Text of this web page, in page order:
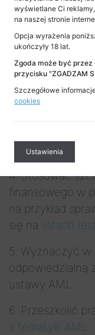
2. Wprowadzić
z wymaganymi
(w tym
naruszeń).
3. Stosować
finansowego i
transakcji
4. Stosować
finansowego w
na przykład
się na
listach
5. Wyznaczyć
odpowiedzialną
ustawy AML.
6. Przeszkolić
z tematyki AML.
wyświetlane Ci
na naszej stronie
Opcja wyrażenia
ukończyły 18 lat.
Zgoda może być przez
przycisku "ZGADZAM
Szczegółowe
cookies
Ustawienia